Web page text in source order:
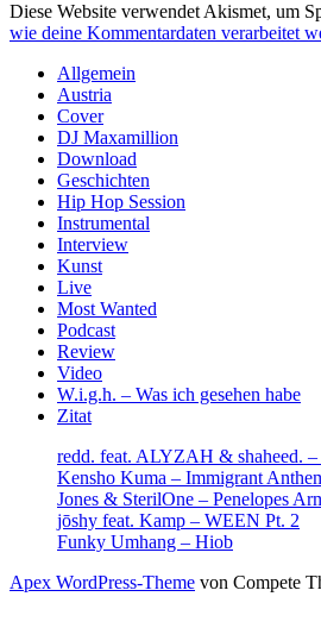
Diese Website verwendet Akismet, um
wie deine Kommentardaten verarbeitet
Sidebar
Allgemein
Austria
Cover
DJ Maxamillion
Download
Geschichten
Hip Hop Session
Instrumental
Interview
Kunst
Live
Most Wanted
Podcast
Review
Video
W.i.g.h. – Was ich gesehen habe
Zitat
redd. feat. ALYZAH & shaheed. –
Kensho Kuma – Immigrant
Jones & SterilOne – Penelopes
jōshy feat. Kamp – WEEN Pt. 2
Funky Umhang – Hiob
Apex WordPress-Theme von Compete